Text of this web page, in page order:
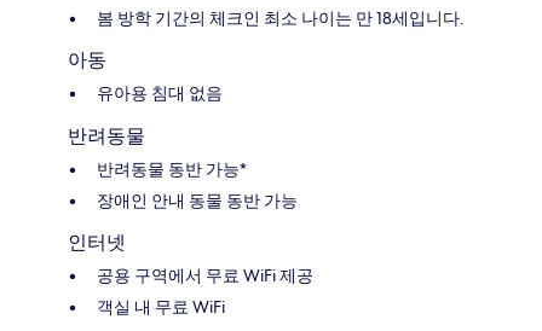
봄 방학 기간의 체크인 최소 나이는 만 18세입니다.
아동
유아용 침대 없음
반려동물
반려동물 동반 가능*
장애인 안내 동물 동반 가능
인터넷
공용 구역에서 무료 WiFi 제공
객실 내 무료 WiFi